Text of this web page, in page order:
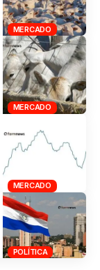
MERCADO
MERCADO
MERCADO
POLÍTICA